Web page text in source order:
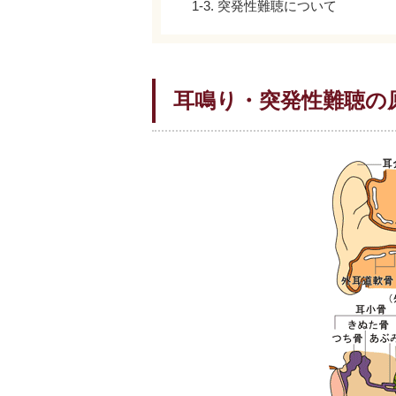
1-3. 突発性難聴について
耳鳴り・突発性難聴の